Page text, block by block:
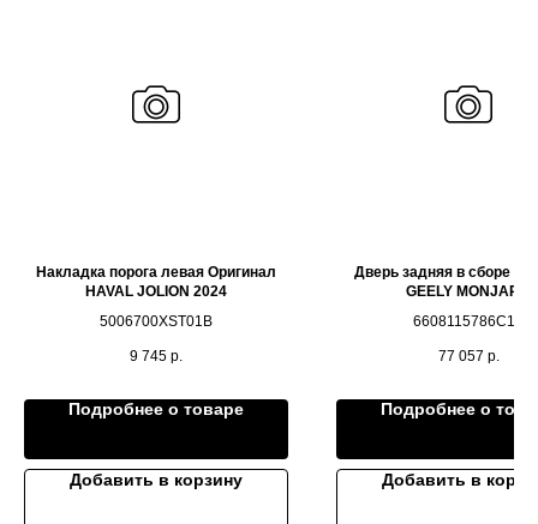
Накладка порога левая Оригинал
HAVAL JOLION 2024
5006700XST01B
9 745 р.
Подробнее о товаре
Добавить в корзину
Дверь задняя в сборе
GEELY MONJARO
6608115786C15
77 057 р.
Подробнее о
Добавить в